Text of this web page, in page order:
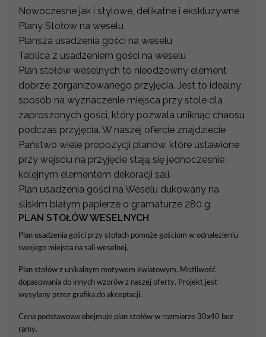
Nowoczesne jak i stylowe, delikatne i ekskluzywne
Plany Stołów na weselu
Plansza usadzenia gości na weselu
Tablica z usadzeniem gości na weselu
Plan stołów weselnych to nieodzowny element
dobrze zorganizowanego przyjęcia. Jest to idealny
sposób na wyznaczenie miejsca przy stole dla
zaproszonych gości, który pozwala uniknąć chaosu
podczas przyjęcia. W naszej ofercie znajdziecie
Państwo wiele propozycji planów, które ustawione
przy wejściu na przyjęcie stają się jednocześnie
kolejnym elementem dekoracji sali.
Plan usadzenia gości na Weselu dukowany na
śliskim białym papierze o gramaturze 280 g
PLAN STOŁÓW WESELNYCH
Plan usadzenia gości przy stołach pomoże gościom w odnalezieniu
swojego miejsca na sali weselnej.
Plan stołów z unikalnym motywem kwiatowym. Możliwość
dopasowania do innych wzorów z naszej oferty. Projekt jest
wysyłany przez grafika do akceptacji.
Cena podstawowa obejmuje plan stołów w rozmiarze 30x40 bez
ramy.